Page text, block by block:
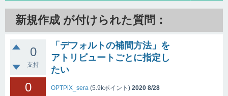
新規作成 が付けられた質問：
0
支持
0
「デフォルトの補間方法」を
アトリビュートごとに指定し
たい
OPTPiX_sera (5.9kポイント) 2020 8/28